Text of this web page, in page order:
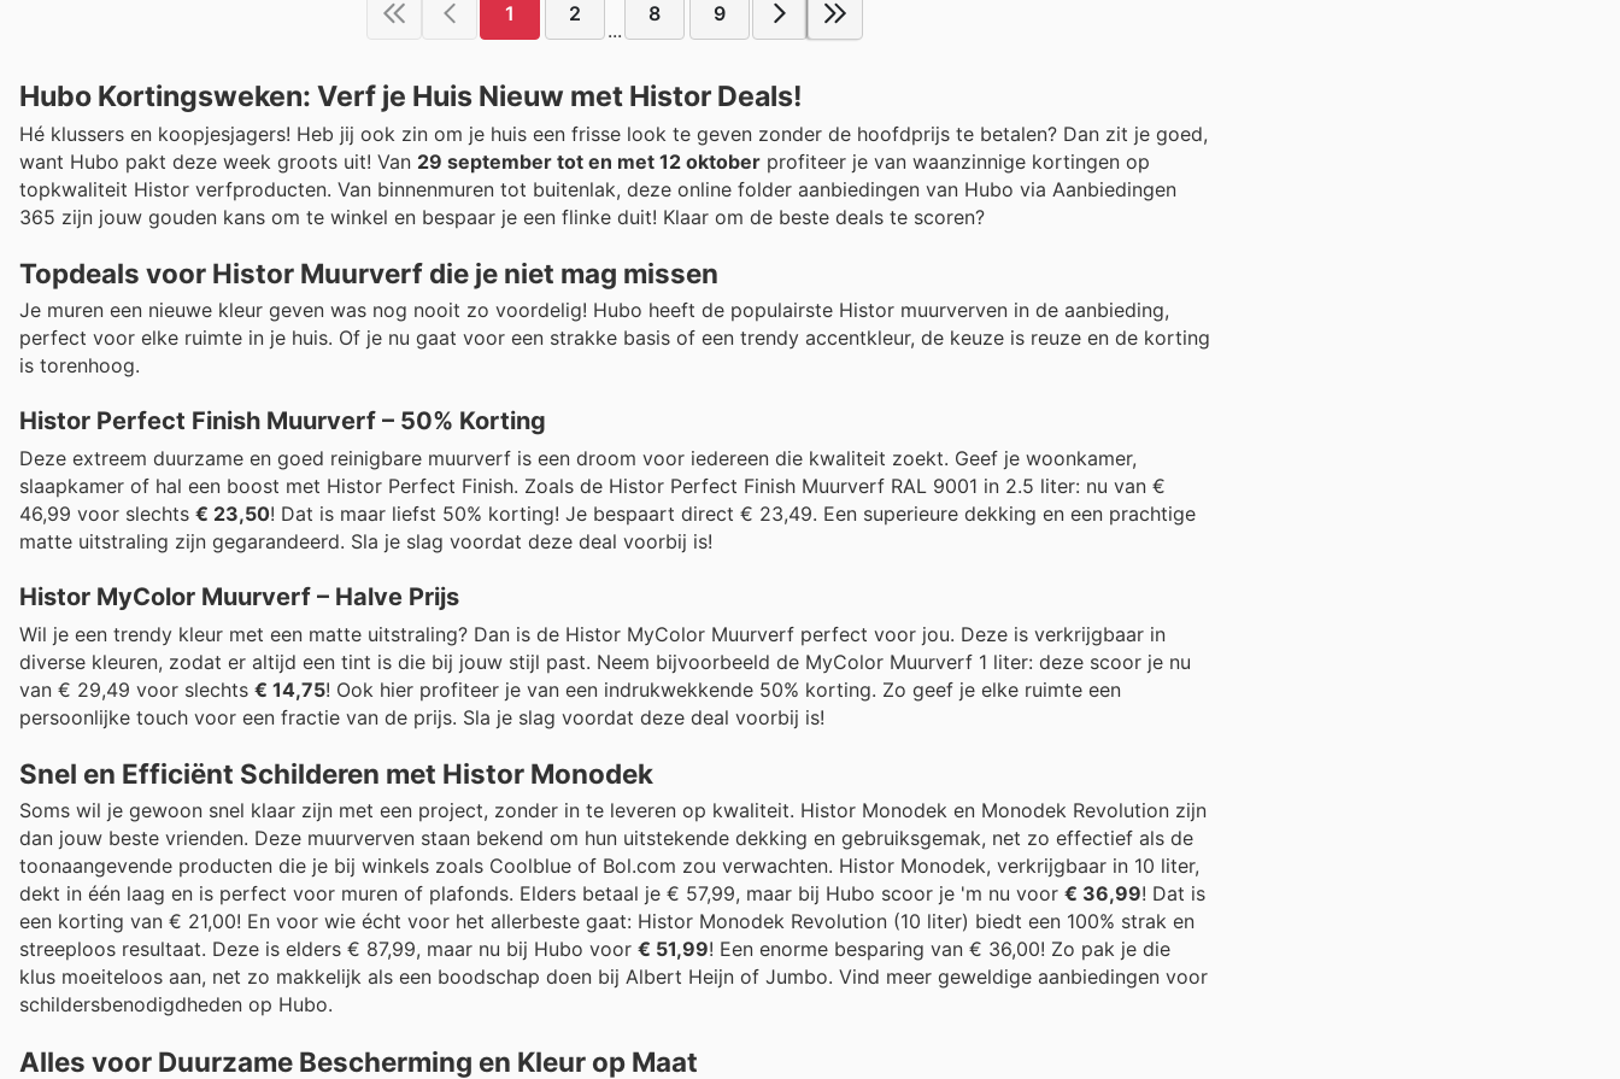
1 2
...
8 9
Hubo Kortingsweken: Verf je Huis Nieuw met Histor Deals!
Hé klussers en koopjesjagers! Heb jij ook zin om je huis een frisse look te geven zonder de hoofdprijs te betalen? Dan zit je goed,
want Hubo pakt deze week groots uit! Van 29 september tot en met 12 oktober profiteer je van waanzinnige kortingen op
topkwaliteit Histor verfproducten. Van binnenmuren tot buitenlak, deze online folder aanbiedingen van Hubo via Aanbiedingen
365 zijn jouw gouden kans om te winkel en bespaar je een flinke duit! Klaar om de beste deals te scoren?
Topdeals voor Histor Muurverf die je niet mag missen
Je muren een nieuwe kleur geven was nog nooit zo voordelig! Hubo heeft de populairste Histor muurverven in de aanbieding,
perfect voor elke ruimte in je huis. Of je nu gaat voor een strakke basis of een trendy accentkleur, de keuze is reuze en de korting
is torenhoog.
Histor Perfect Finish Muurverf – 50% Korting
Deze extreem duurzame en goed reinigbare muurverf is een droom voor iedereen die kwaliteit zoekt. Geef je woonkamer,
slaapkamer of hal een boost met Histor Perfect Finish. Zoals de Histor Perfect Finish Muurverf RAL 9001 in 2.5 liter: nu van €
46,99 voor slechts € 23,50! Dat is maar liefst 50% korting! Je bespaart direct € 23,49. Een superieure dekking en een prachtige
matte uitstraling zijn gegarandeerd. Sla je slag voordat deze deal voorbij is!
Histor MyColor Muurverf – Halve Prijs
Wil je een trendy kleur met een matte uitstraling? Dan is de Histor MyColor Muurverf perfect voor jou. Deze is verkrijgbaar in
diverse kleuren, zodat er altijd een tint is die bij jouw stijl past. Neem bijvoorbeeld de MyColor Muurverf 1 liter: deze scoor je nu
van € 29,49 voor slechts € 14,75! Ook hier profiteer je van een indrukwekkende 50% korting. Zo geef je elke ruimte een
persoonlijke touch voor een fractie van de prijs. Sla je slag voordat deze deal voorbij is!
Snel en Efficiënt Schilderen met Histor Monodek
Soms wil je gewoon snel klaar zijn met een project, zonder in te leveren op kwaliteit. Histor Monodek en Monodek Revolution zijn
dan jouw beste vrienden. Deze muurverven staan bekend om hun uitstekende dekking en gebruiksgemak, net zo effectief als de
toonaangevende producten die je bij winkels zoals Coolblue of Bol.com zou verwachten. Histor Monodek, verkrijgbaar in 10 liter,
dekt in één laag en is perfect voor muren of plafonds. Elders betaal je € 57,99, maar bij Hubo scoor je 'm nu voor € 36,99! Dat is
een korting van € 21,00! En voor wie écht voor het allerbeste gaat: Histor Monodek Revolution (10 liter) biedt een 100% strak en
streeploos resultaat. Deze is elders € 87,99, maar nu bij Hubo voor € 51,99! Een enorme besparing van € 36,00! Zo pak je die
klus moeiteloos aan, net zo makkelijk als een boodschap doen bij Albert Heijn of Jumbo. Vind meer geweldige aanbiedingen voor
schildersbenodigdheden op Hubo.
Alles voor Duurzame Bescherming en Kleur op Maat